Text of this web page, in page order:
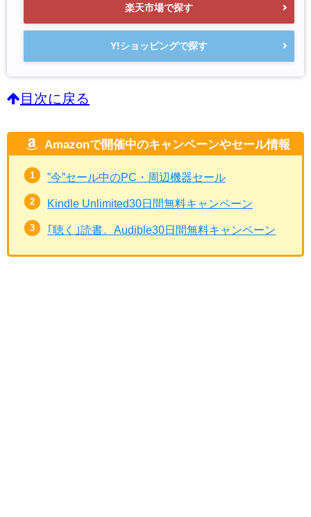
楽天市場で探す
Y!ショッピングで探す
目次に戻る
Amazonで開催中のキャンペーンやセール情報
”今”セール中のPC・周辺機器セール
Kindle Unlimited30日間無料キャンペーン
｢聴く｣読書。Audible30日間無料キャンペーン